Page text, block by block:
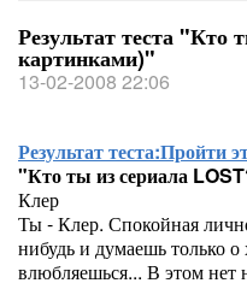
Результат теста "Кто
картинками)"
13-02-2008 22:06
Результат теста:Пройти
"Кто ты из сериала
Клер
Ты - Клер. Спокойная
нибудь и думаешь только
влюбляешься... В этом нет